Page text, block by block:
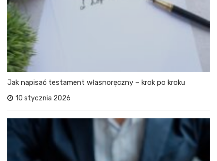
Jak napisać testament własnoręczny – krok po kroku
10 stycznia 2026